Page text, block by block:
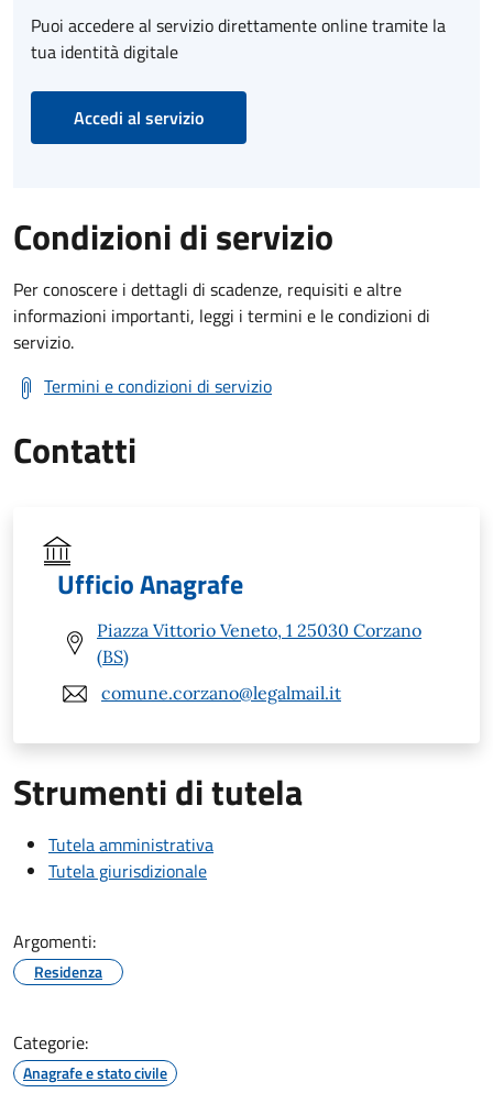
Puoi accedere al servizio direttamente online tramite la
tua identità digitale
Accedi al servizio
Condizioni di servizio
Per conoscere i dettagli di scadenze, requisiti e altre
informazioni importanti, leggi i termini e le condizioni di
servizio.
Termini e condizioni di servizio
Contatti
Ufficio Anagrafe
Piazza Vittorio Veneto, 1 25030 Corzano
(BS)
comune.corzano@legalmail.it
Strumenti di tutela
Tutela amministrativa
Tutela giurisdizionale
Argomenti:
Residenza
Categorie:
Anagrafe e stato civile